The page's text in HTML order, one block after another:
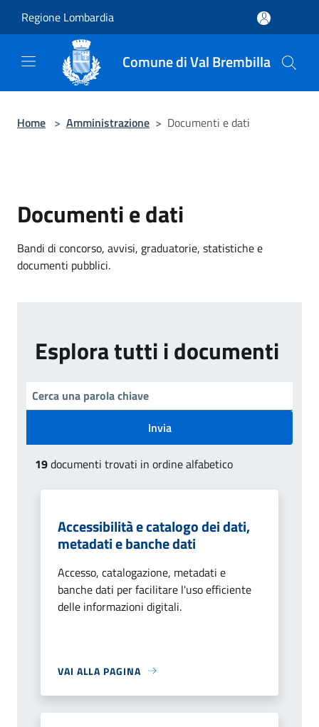
Regione Lombardia
Comune di Val Brembilla
Home > Amministrazione > Documenti e dati
Documenti e dati
Bandi di concorso, avvisi, graduatorie, statistiche e
documenti pubblici.
Esplora tutti i documenti
Invia
19documenti trovati in ordine alfabetico
Accessibilità e catalogo dei dati,
metadati e banche dati
Accesso, catalogazione, metadati e
banche dati per facilitare l'uso efficiente
delle informazioni digitali.
VAI ALLA PAGINA